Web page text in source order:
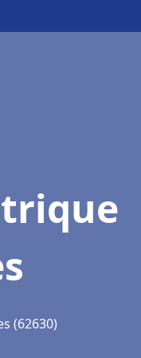
(62630)